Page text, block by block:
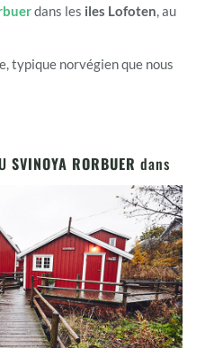
dans les iles Lofoten, au
typique norvégien que nous
SVINOYA RORBUER dans